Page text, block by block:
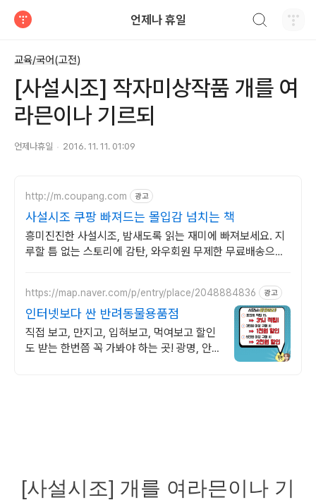
언제나 휴일
교육/국어(고전)
[사설시조] 작자미상작품 개를 여
라믄이나 기르되
언제나휴일 2016. 11. 11. 01:09
http://m.coupang.com 광고
사설시조 쿠팡 빠져드는 몰입감 넘치는 책
흥미진진한 사설시조, 밤새도록 읽는 재미에 빠져보세요. 지
루할 틈 없는 스토리에 감탄, 와우회원 무제한 무료배송으로
https://map.naver.com/p/entry/place/2048884836 광고
인터넷보다 싼 반려동물용품점
직접 보고, 만지고, 입혀보고, 먹여보고 할인
도 받는 한번쯤 꼭 가봐야 하는 곳! 광명, 안
[사설시조] 개를 여라믄이나 기